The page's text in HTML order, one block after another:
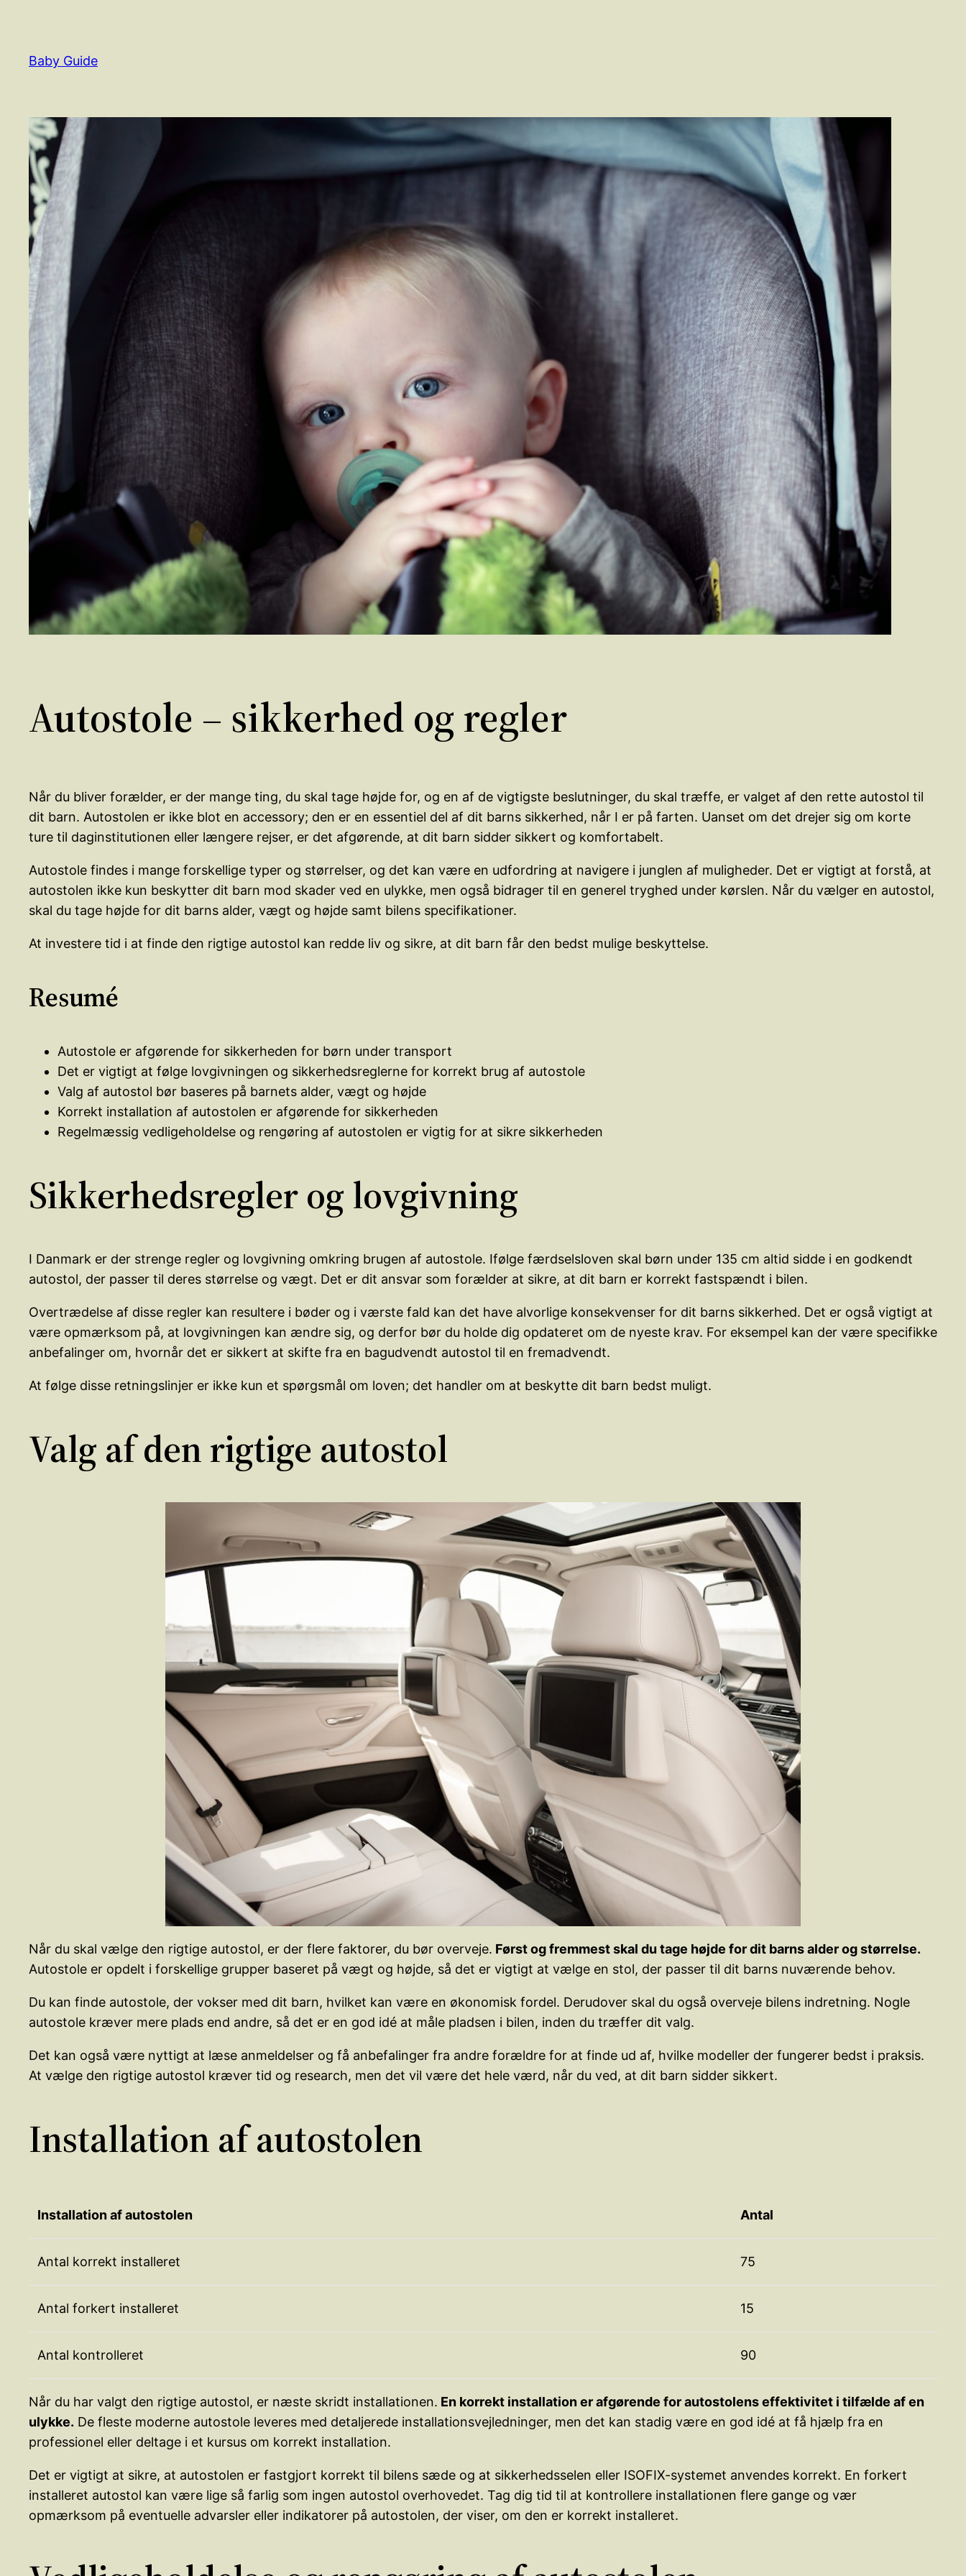
indhold
Baby Guide
Autostole – sikkerhed og regler
Når du bliver forælder, er der mange ting, du skal tage højde for, og en af de vigtigste beslutninger, du skal træffe, er valget af den rette autostol til
dit barn. Autostolen er ikke blot en accessory; den er en essentiel del af dit barns sikkerhed, når I er på farten. Uanset om det drejer sig om korte
ture til daginstitutionen eller længere rejser, er det afgørende, at dit barn sidder sikkert og komfortabelt.
Autostole findes i mange forskellige typer og størrelser, og det kan være en udfordring at navigere i junglen af muligheder. Det er vigtigt at forstå, at
autostolen ikke kun beskytter dit barn mod skader ved en ulykke, men også bidrager til en generel tryghed under kørslen. Når du vælger en autostol,
skal du tage højde for dit barns alder, vægt og højde samt bilens specifikationer.
At investere tid i at finde den rigtige autostol kan redde liv og sikre, at dit barn får den bedst mulige beskyttelse.
Resumé
Autostole er afgørende for sikkerheden for børn under transport
Det er vigtigt at følge lovgivningen og sikkerhedsreglerne for korrekt brug af autostole
Valg af autostol bør baseres på barnets alder, vægt og højde
Korrekt installation af autostolen er afgørende for sikkerheden
Regelmæssig vedligeholdelse og rengøring af autostolen er vigtig for at sikre sikkerheden
Sikkerhedsregler og lovgivning
I Danmark er der strenge regler og lovgivning omkring brugen af autostole. Ifølge færdselsloven skal børn under 135 cm altid sidde i en godkendt
autostol, der passer til deres størrelse og vægt. Det er dit ansvar som forælder at sikre, at dit barn er korrekt fastspændt i bilen.
Overtrædelse af disse regler kan resultere i bøder og i værste fald kan det have alvorlige konsekvenser for dit barns sikkerhed. Det er også vigtigt at
være opmærksom på, at lovgivningen kan ændre sig, og derfor bør du holde dig opdateret om de nyeste krav. For eksempel kan der være specifikke
anbefalinger om, hvornår det er sikkert at skifte fra en bagudvendt autostol til en fremadvendt.
At følge disse retningslinjer er ikke kun et spørgsmål om loven; det handler om at beskytte dit barn bedst muligt.
Valg af den rigtige autostol
Når du skal vælge den rigtige autostol, er der flere faktorer, du bør overveje. Først og fremmest skal du tage højde for dit barns alder og størrelse.
Autostole er opdelt i forskellige grupper baseret på vægt og højde, så det er vigtigt at vælge en stol, der passer til dit barns nuværende behov.
Du kan finde autostole, der vokser med dit barn, hvilket kan være en økonomisk fordel. Derudover skal du også overveje bilens indretning. Nogle
autostole kræver mere plads end andre, så det er en god idé at måle pladsen i bilen, inden du træffer dit valg.
Det kan også være nyttigt at læse anmeldelser og få anbefalinger fra andre forældre for at finde ud af, hvilke modeller der fungerer bedst i praksis.
At vælge den rigtige autostol kræver tid og research, men det vil være det hele værd, når du ved, at dit barn sidder sikkert.
Installation af autostolen
Installation af autostolen Antal
Antal korrekt installeret 75
Antal forkert installeret 15
Antal kontrolleret 90
Når du har valgt den rigtige autostol, er næste skridt installationen. En korrekt installation er afgørende for autostolens effektivitet i tilfælde af en
ulykke. De fleste moderne autostole leveres med detaljerede installationsvejledninger, men det kan stadig være en god idé at få hjælp fra en
professionel eller deltage i et kursus om korrekt installation.
Det er vigtigt at sikre, at autostolen er fastgjort korrekt til bilens sæde og at sikkerhedsselen eller ISOFIX-systemet anvendes korrekt. En forkert
installeret autostol kan være lige så farlig som ingen autostol overhovedet. Tag dig tid til at kontrollere installationen flere gange og vær
opmærksom på eventuelle advarsler eller indikatorer på autostolen, der viser, om den er korrekt installeret.